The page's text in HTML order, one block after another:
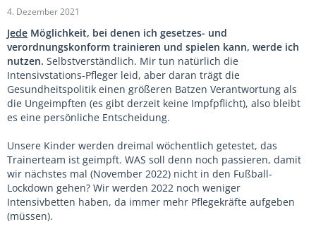
4. Dezember 2021
Jede Möglichkeit, bei denen ich gesetzes- und
verordnungskonform trainieren und spielen kann, werde ich
nutzen. Selbstverständlich. Mir tun natürlich die
Intensivstations-Pfleger leid, aber daran trägt die
Gesundheitspolitik einen größeren Batzen Verantwortung als
die Ungeimpften (es gibt derzeit keine Impfpflicht), also bleibt
es eine persönliche Entscheidung.
Unsere Kinder werden dreimal wöchentlich getestet, das
Trainerteam ist geimpft. WAS soll denn noch passieren, damit
wir nächstes mal (November 2022) nicht in den Fußball-
Lockdown gehen? Wir werden 2022 noch weniger
Intensivbetten haben, da immer mehr Pflegekräfte aufgeben
(müssen).